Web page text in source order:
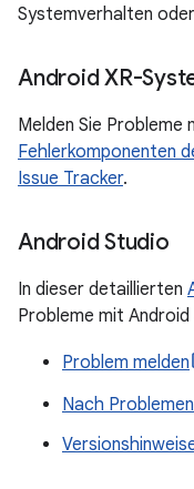
Systemverhalten
Android XR-
Melden Sie Probleme
Fehlerkomponenten
Issue Tracker.
Android Studio
In dieser detaillierten
Probleme mit Android
Problem melden
Nach